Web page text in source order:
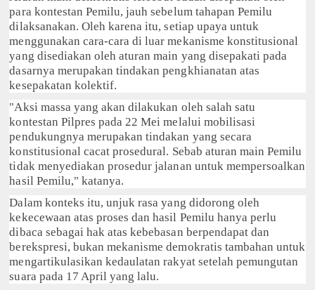
para kontestan Pemilu, jauh sebelum tahapan Pemilu
dilaksanakan. Oleh karena itu, setiap upaya untuk
menggunakan cara-cara di luar mekanisme konstitusional
yang disediakan oleh aturan main yang disepakati pada
dasarnya merupakan tindakan pengkhianatan atas
kesepakatan kolektif.
"Aksi massa yang akan dilakukan oleh salah satu
kontestan Pilpres pada 22 Mei melalui mobilisasi
pendukungnya merupakan tindakan yang secara
konstitusional cacat prosedural. Sebab aturan main Pemilu
tidak menyediakan prosedur jalanan untuk mempersoalkan
hasil Pemilu," katanya.
Dalam konteks itu, unjuk rasa yang didorong oleh
kekecewaan atas proses dan hasil Pemilu hanya perlu
dibaca sebagai hak atas kebebasan berpendapat dan
berekspresi, bukan mekanisme demokratis tambahan untuk
mengartikulasikan kedaulatan rakyat setelah pemungutan
suara pada 17 April yang lalu.